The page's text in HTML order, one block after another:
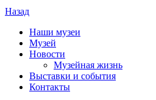
Назад
Наши музеи
Музей
Новости
Музейная жизнь
Выставки и события
Контакты